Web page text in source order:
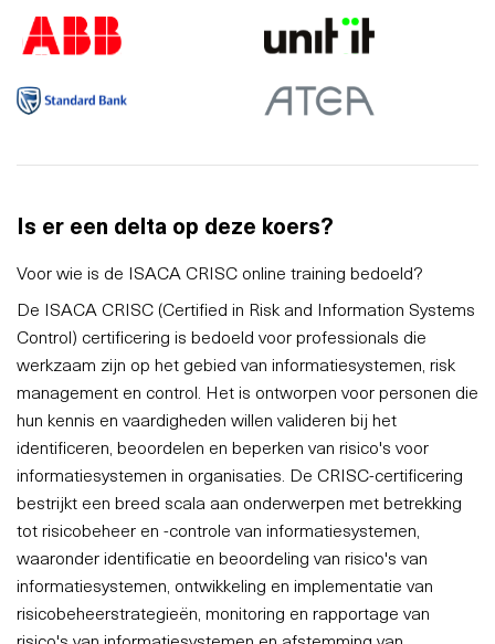
Is er een delta op deze koers?
Voor wie is de ISACA CRISC online training bedoeld?
De ISACA CRISC (Certified in Risk and Information Systems
Control) certificering is bedoeld voor professionals die
werkzaam zijn op het gebied van informatiesystemen, risk
management en control. Het is ontworpen voor personen die
hun kennis en vaardigheden willen valideren bij het
identificeren, beoordelen en beperken van risico's voor
informatiesystemen in organisaties. De CRISC-certificering
bestrijkt een breed scala aan onderwerpen met betrekking
tot risicobeheer en -controle van informatiesystemen,
waaronder identificatie en beoordeling van risico's van
informatiesystemen, ontwikkeling en implementatie van
risicobeheerstrategieën, monitoring en rapportage van